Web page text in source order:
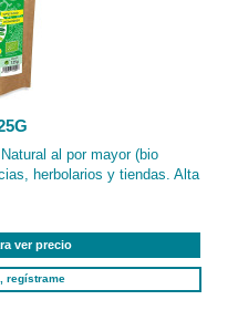
al por mayor (bio
herbolarios y tiendas. Alta
ver precio
regístrame